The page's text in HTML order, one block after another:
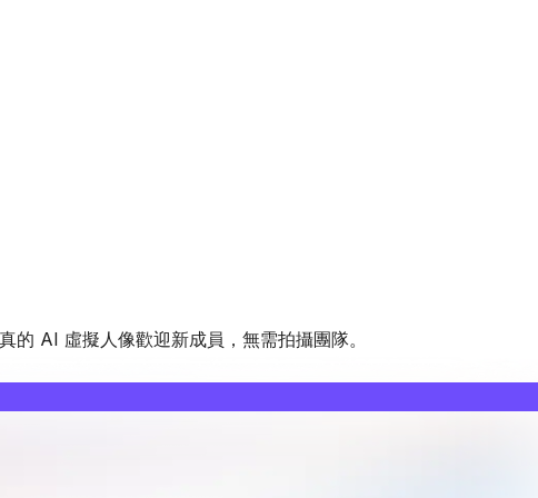
AI 虛擬人像歡迎新成員，無需拍攝團隊。